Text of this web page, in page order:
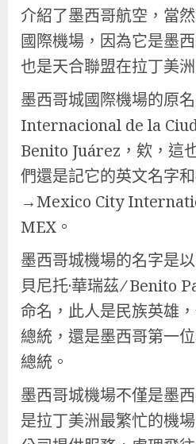
介紹了墨西哥航空，當
國際機場，因為它是墨
也是天合聯盟在拉丁美
墨西哥城國際機場的原
Internacional de la
Benito Juárez，欸，這
們還是記它的英文名字
→Mexico City
MEX。
墨西哥城機場的名字是
貝尼托·華瑞茲 ∕ Benito
命名，此人是民族英雄
總統，還是墨西哥第一
總統。
墨西哥城機場不僅是墨
是拉丁美洲最繁忙的機